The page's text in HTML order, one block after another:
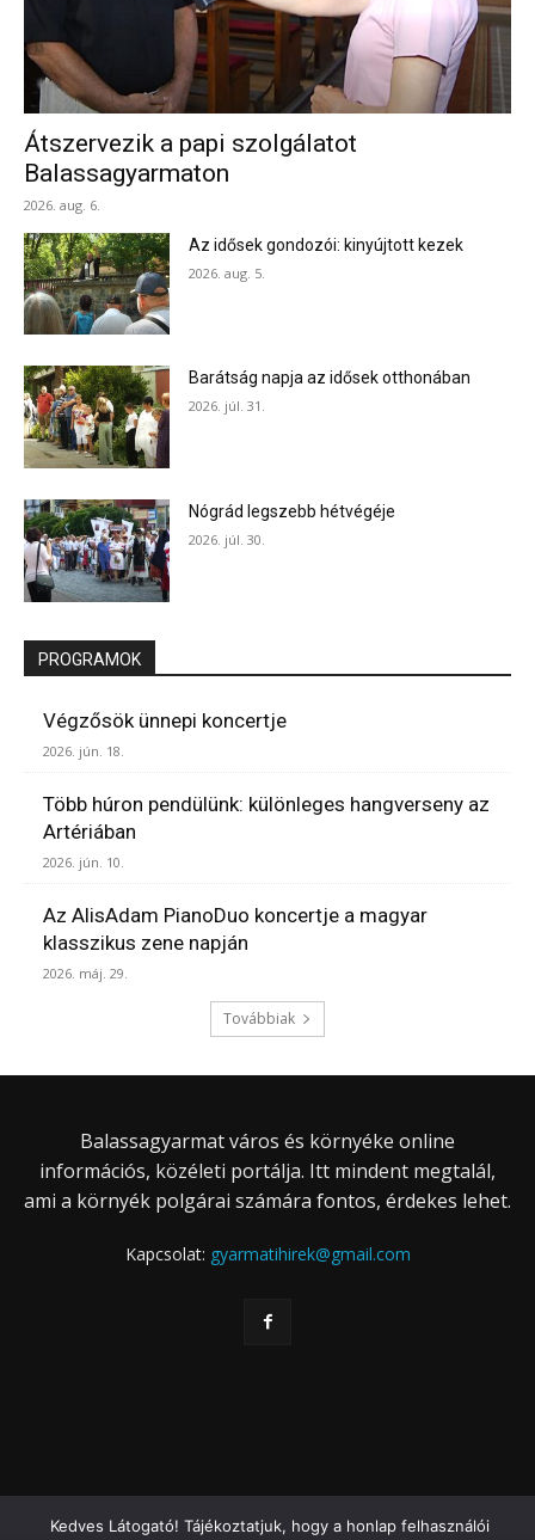
Átszervezik a papi szolgálatot
Balassagyarmaton
2026. aug. 6.
Az idősek gondozói: kinyújtott kezek
2026. aug. 5.
Barátság napja az idősek otthonában
2026. júl. 31.
Nógrád legszebb hétvégéje
2026. júl. 30.
PROGRAMOK
Végzősök ünnepi koncertje
2026. jún. 18.
Több húron pendülünk: különleges hangverseny az
Artériában
2026. jún. 10.
Az AlisAdam PianoDuo koncertje a magyar
klasszikus zene napján
2026. máj. 29.
Továbbiak
Balassagyarmat város és környéke online
információs, közéleti portálja. Itt mindent megtalál,
ami a környék polgárai számára fontos, érdekes lehet.
Kapcsolat: gyarmatihirek@gmail.com
Kedves Látogató! Tájékoztatjuk, hogy a honlap felhasználói